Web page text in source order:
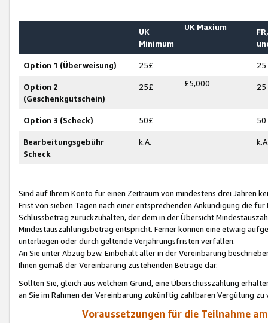
UK
Minimum
UK Maxium
Option 1 (Überweisung) 25£ 25
Option 2
(Geschenkgutschein)
25£ £5,000 25
Option 3 (Scheck) 50£ 50
Bearbeitungsgebühr
Scheck
k.A.
Sind auf Ihrem Konto für einen Zeitraum von mindestens drei Jahren
Frist von sieben Tagen nach einer entsprechenden Ankündigung die
Schlussbetrag zurückzuhalten, der dem in der Übersicht
Mindestauszahlungsbetrag entspricht. Ferner können eine etwaig
unterliegen oder durch geltende Verjährungsfristen verfallen.
An Sie unter Abzug bzw. Einbehalt aller in der Vereinbarung
Ihnen gemäß der Vereinbarung zustehenden Beträge dar.
Sollten Sie, gleich aus welchem Grund, eine Überschusszahlung
an Sie im Rahmen der Vereinbarung zukünftig zahlbaren Vergütung zu
Voraussetzungen für die Teilnahme